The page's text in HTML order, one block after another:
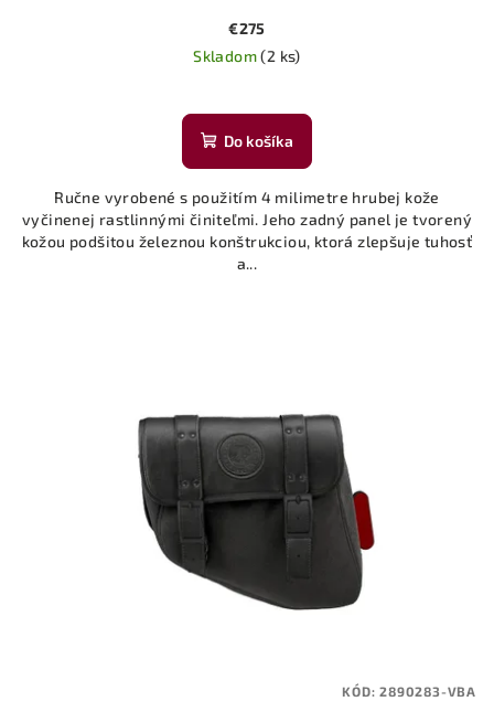
€275
Skladom(2 ks)
hodnotenie
produktu
z
5
hviezdičiek.
Do košíka
Ručne vyrobené s použitím 4 milimetre hrubej kože
vyčinenej rastlinnými činiteľmi. Jeho zadný panel je tvorený
kožou podšitou železnou konštrukciou, ktorá zlepšuje tuhosť
a...
KÓD:2890283-VBA